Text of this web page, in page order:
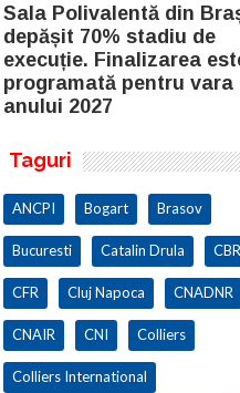
Sala Polivalentă din
depășit 70% stadiu de
execuție. Finalizarea
programată pentru vara
anului 2027
Taguri
ANCPI Bogart Brasov
Bucuresti Catalin Drula
CFR Cluj Napoca CNADNR
CNAIR CNI Colliers
Colliers International